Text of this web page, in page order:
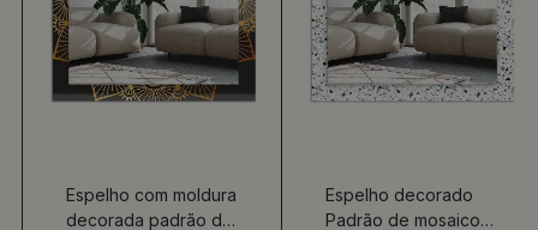
Espelho com moldura
decorada padrão de
Espelho decorado
Padrão de mosaico